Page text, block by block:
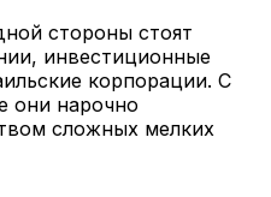
стороны стоят
инвестиционные
корпорации. С
они нарочно
сложных мелких